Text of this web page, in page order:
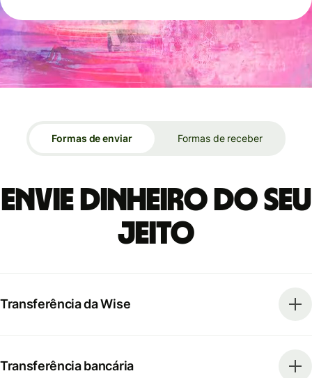
Formas de enviar Formas de receber
Envie dinheiro do seu
jeito
Transferência da Wise
Transferência bancária